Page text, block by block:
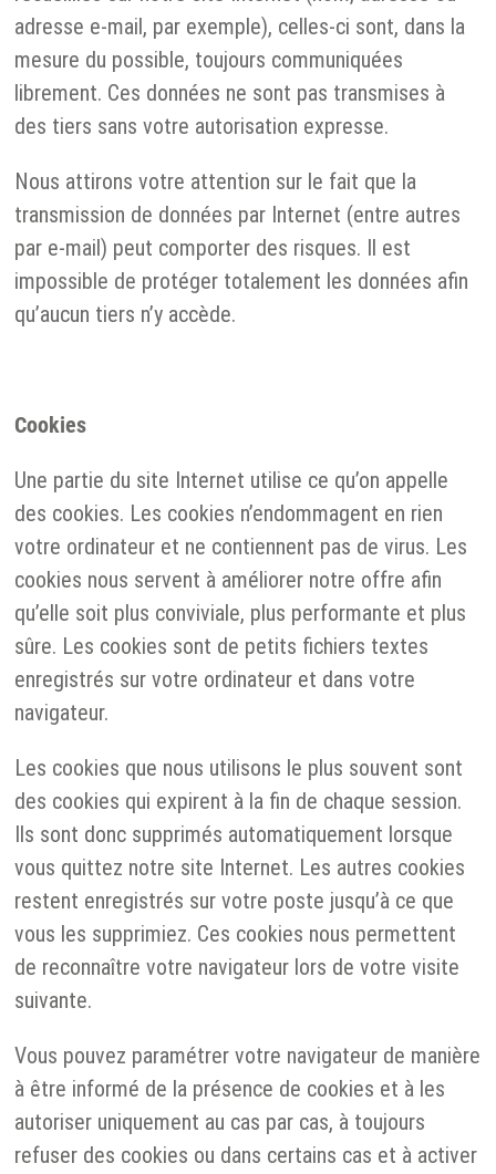
adresse e-mail, par exemple), celles-ci sont, dans la
mesure du possible, toujours communiquées
librement. Ces données ne sont pas transmises à
des tiers sans votre autorisation expresse.
Nous attirons votre attention sur le fait que la
transmission de données par Internet (entre autres
par e-mail) peut comporter des risques. Il est
impossible de protéger totalement les données afin
qu’aucun tiers n’y accède.
Cookies
Une partie du site Internet utilise ce qu’on appelle
des cookies. Les cookies n’endommagent en rien
votre ordinateur et ne contiennent pas de virus. Les
cookies nous servent à améliorer notre offre afin
qu’elle soit plus conviviale, plus performante et plus
sûre. Les cookies sont de petits fichiers textes
enregistrés sur votre ordinateur et dans votre
navigateur.
Les cookies que nous utilisons le plus souvent sont
des cookies qui expirent à la fin de chaque session.
Ils sont donc supprimés automatiquement lorsque
vous quittez notre site Internet. Les autres cookies
restent enregistrés sur votre poste jusqu’à ce que
vous les supprimiez. Ces cookies nous permettent
de reconnaître votre navigateur lors de votre visite
suivante.
Vous pouvez paramétrer votre navigateur de manière
à être informé de la présence de cookies et à les
autoriser uniquement au cas par cas, à toujours
refuser des cookies ou dans certains cas et à activer